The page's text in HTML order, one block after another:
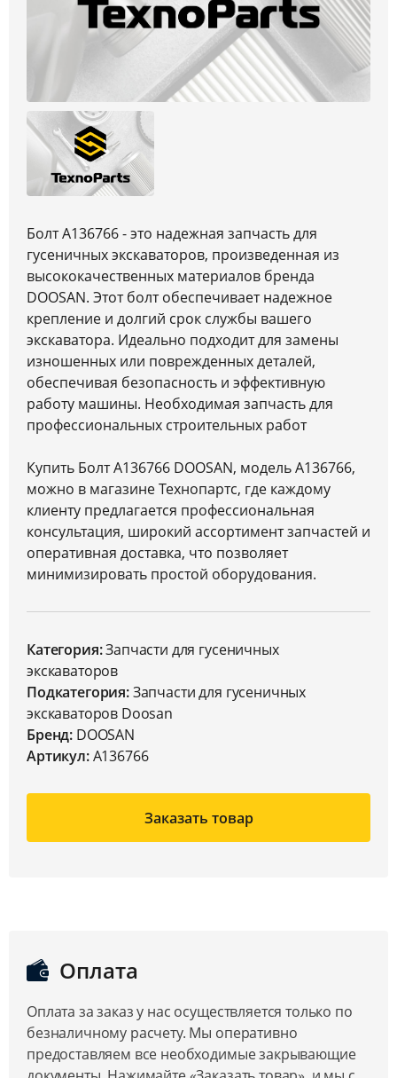
Болт A136766 - это надежная запчасть для
гусеничных экскаваторов, произведенная из
высококачественных материалов бренда
DOOSAN. Этот болт обеспечивает надежное
крепление и долгий срок службы вашего
экскаватора. Идеально подходит для замены
изношенных или поврежденных деталей,
обеспечивая безопасность и эффективную
работу машины. Необходимая запчасть для
профессиональных строительных работ
Купить Болт A136766 DOOSAN, модель A136766,
можно в магазине Технопартс, где каждому
клиенту предлагается профессиональная
консультация, широкий ассортимент запчастей и
оперативная доставка, что позволяет
минимизировать простой оборудования.
Категория:Запчасти для гусеничных
экскаваторов
Подкатегория:Запчасти для гусеничных
экскаваторов Doosan
Бренд: DOOSAN
Артикул:A136766
Заказать товар
Оплата
Оплата за заказ у нас осуществляется только по
безналичному расчету. Мы оперативно
предоставляем все необходимые закрывающие